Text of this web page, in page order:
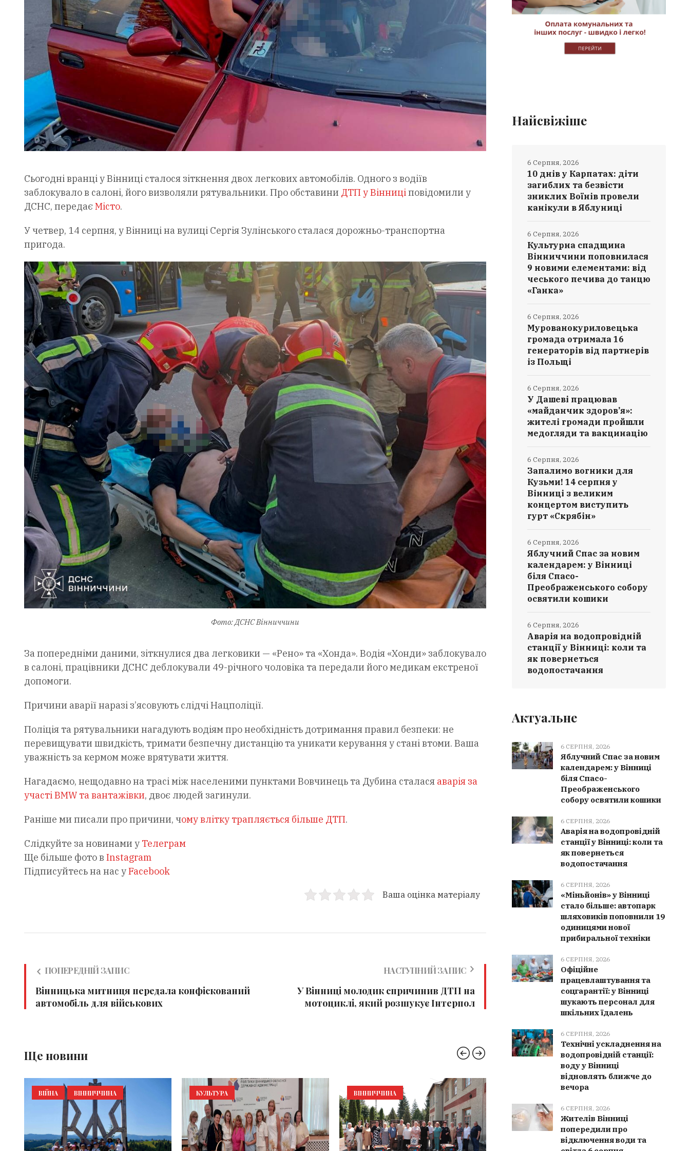
Сьогодні вранці у Вінниці сталося зіткнення двох легкових автомобілів. Одного з водіїв
заблокувало в салоні, його визволяли рятувальники. Про обставини ДТП у Вінниці повідомили у
ДСНС, передає Місто.
У четвер, 14 серпня, у Вінниці на вулиці Сергія Зулінського сталася дорожньо-транспортна
пригода.
Фото: ДСНС Вінниччини
За попередніми даними, зіткнулися два легковики — «Рено» та «Хонда». Водія «Хонди» заблокувало
в салоні, працівники ДСНС деблокували 49-річного чоловіка та передали його медикам екстреної
допомоги.
Причини аварії наразі з’ясовують слідчі Нацполіції.
Поліція та рятувальники нагадують водіям про необхідність дотримання правил безпеки: не
перевищувати швидкість, тримати безпечну дистанцію та уникати керування у стані втоми. Ваша
уважність за кермом може врятувати життя.
Нагадаємо, нещодавно на трасі між населеними пунктами Вовчинець та Дубина сталася аварія за
участі BMW та вантажівки, двоє людей загинули.
Раніше ми писали про причини, чому влітку трапляється більше ДТП.
Слідкуйте за новинами у Телеграм
Ще більше фото в Instagram
Підписуйтесь на нас уFacebook
Ваша оцінка матеріалу
ПОПЕРЕДНІЙ ЗАПИС
Вінницька митниця передала конфіскований
автомобіль для військових
НАСТУПНИЙ ЗАПИС
У Вінниці молодик спричинив ДТП на
мотоциклі, який розшукує Інтерпол
Ще новини
ВІЙНА ВІННИЧЧИНА КУЛЬТУРА ВІННИЧЧИНА
Найсвіжіше
10 днів у Карпатах: діти
загиблих та безвісти
зниклих Воїнів провели
канікули в Яблуниці
6 Серпня, 2026
Культурна спадщина
Вінниччини поповнилася
9 новими елементами: від
чеського печива до танцю
«Ганка»
6 Серпня, 2026
Мурованокуриловецька
громада отримала 16
генераторів від партнерів
із Польщі
6 Серпня, 2026
У Дашеві працював
«майданчик здоров’я»:
жителі громади пройшли
медогляди та вакцинацію
6 Серпня, 2026
Запалимо вогники для
Кузьми! 14 серпня у
Вінниці з великим
концертом виступить
гурт «Скрябін»
6 Серпня, 2026
Яблучний Спас за новим
календарем: у Вінниці
біля Спасо-
Преображенського собору
освятили кошики
6 Серпня, 2026
Аварія на водопровідній
станції у Вінниці: коли та
як повернеться
водопостачання
6 Серпня, 2026
Актуальне
6 СЕРПНЯ, 2026
Яблучний Спас за новим
календарем: у Вінниці
біля Спасо-
Преображенського
собору освятили кошики
6 СЕРПНЯ, 2026
Аварія на водопровідній
станції у Вінниці: коли та
як повернеться
водопостачання
6 СЕРПНЯ, 2026
«Міньйонів» у Вінниці
стало більше: автопарк
шляховиків поповнили 19
одиницями нової
прибиральної техніки
6 СЕРПНЯ, 2026
Офіційне
працевлаштування та
соцгарантії: у Вінниці
шукають персонал для
шкільних їдалень
6 СЕРПНЯ, 2026
Технічні ускладнення на
водопровідній станції:
воду у Вінниці
відновлять ближче до
вечора
6 СЕРПНЯ, 2026
Жителів Вінниці
попередили про
відключення води та